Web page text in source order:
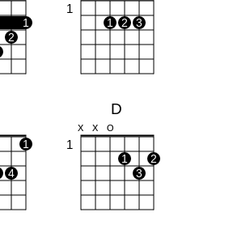
1
2
1
1 2 3
1
4
D
X X O
1
1
2
3